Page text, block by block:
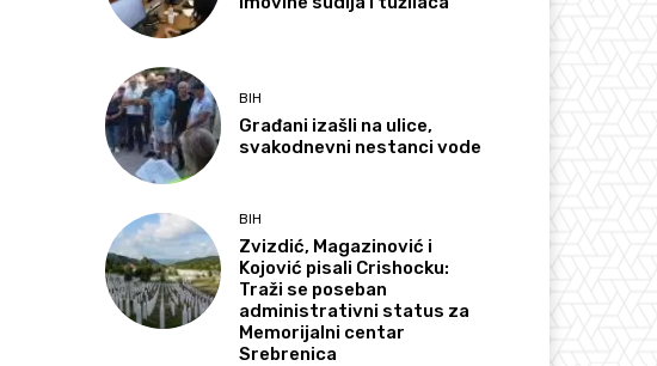
BIH
Građani izašli na ulice,
svakodnevni nestanci vode
BIH
Zvizdić, Magazinović i
Kojović pisali Crishocku:
Traži se poseban
administrativni status za
Memorijalni centar
Srebrenica